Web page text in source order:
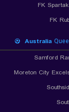
FK
FK
Australia
Samford
Moreton City